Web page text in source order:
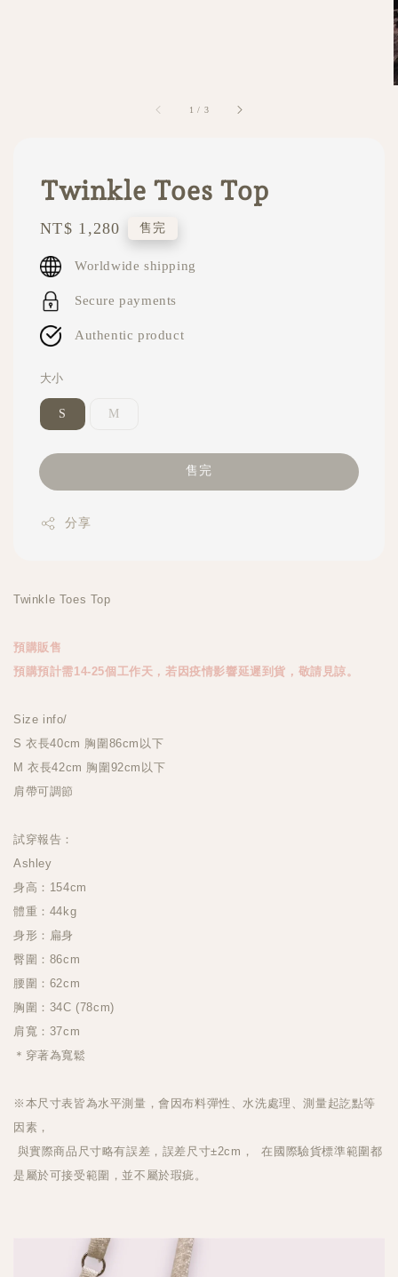
1 / 3
Twinkle Toes Top
Regular
price
NT$ 1,280 售完
Worldwide shipping
Secure payments
Authentic product
大小
S M
售完
分享
Twinkle Toes Top
預購販售
預購預計需14-25個工作天，若因疫情影響延遲到貨，敬請見諒。
Size info/
S 衣長40cm 胸圍86cm以下
M 衣長42cm 胸圍92cm以下
肩帶可調節
試穿報告：
Ashley
身高：154cm
體重：44kg
身形：扁身
臀圍：86cm
腰圍：62cm
胸圍：34C (78cm)
肩寬：37cm
＊穿著為寬鬆
※本尺寸表皆為水平測量，會因布料彈性、水洗處理、測量起訖點等
因素，
與實際商品尺寸略有誤差，誤差尺寸±2cm， 在國際驗貨標準範圍都
是屬於可接受範圍，並不屬於瑕疵。